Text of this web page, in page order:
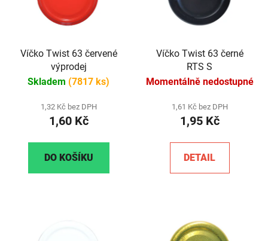
Víčko Twist 63 červené
výprodej
Skladem (7817 ks)
1,32 Kč bez DPH
1,60 Kč
DO KOŠÍKU
Víčko Twist 63 černé
RTS S
Momentálně nedostupné
1,61 Kč bez DPH
1,95 Kč
DETAIL